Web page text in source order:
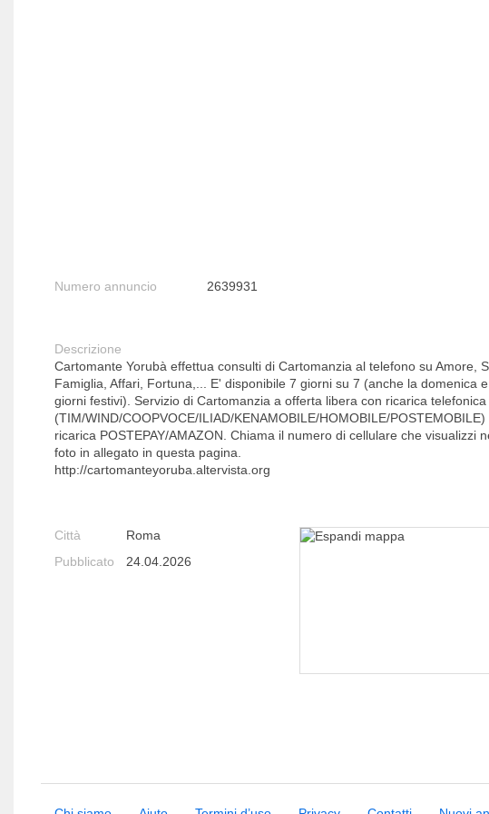
Numero annuncio 2639931
Descrizione
Cartomante Yorubà effettua consulti di Cartomanzia al telefono su Amore,
Famiglia, Affari, Fortuna,... E' disponibile 7 giorni su 7 (anche la domenica
giorni festivi). Servizio di Cartomanzia a offerta libera con ricarica telefonica
(TIM/WIND/COOPVOCE/ILIAD/KENAMOBILE/HOMOBILE/POSTEMOBILE)
ricarica POSTEPAY/AMAZON. Chiama il numero di cellulare che visualizzi
foto in allegato in questa pagina.
http://cartomanteyoruba.altervista.org
Città
Roma
Pubblicato
24.04.2026